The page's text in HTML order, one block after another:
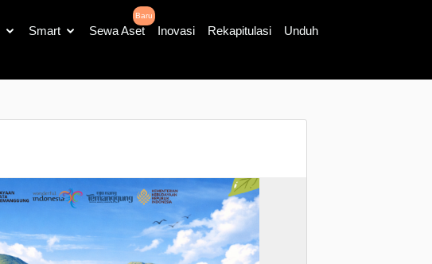
Smart Sewa Aset
Baru
Inovasi Rekapitulasi Unduh